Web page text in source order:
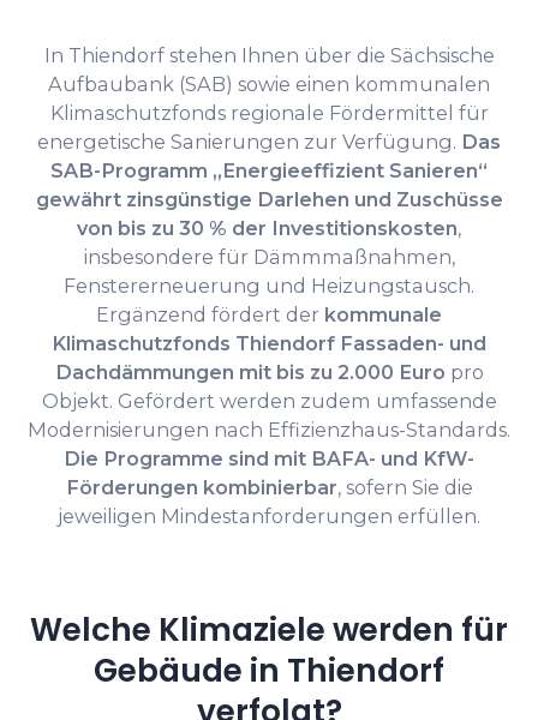
In Thiendorf stehen Ihnen über die Sächsische
Aufbaubank (SAB) sowie einen kommunalen
Klimaschutzfonds regionale Fördermittel für
energetische Sanierungen zur Verfügung. Das
SAB-Programm „Energieeffizient Sanieren“
gewährt zinsgünstige Darlehen und Zuschüsse
von bis zu 30 % der Investitionskosten,
insbesondere für Dämmmaßnahmen,
Fenstererneuerung und Heizungstausch.
Ergänzend fördert der kommunale
Klimaschutzfonds Thiendorf Fassaden- und
Dachdämmungen mit bis zu 2.000 Euro pro
Objekt. Gefördert werden zudem umfassende
Modernisierungen nach Effizienzhaus-Standards.
Die Programme sind mit BAFA- und KfW-
Förderungen kombinierbar, sofern Sie die
jeweiligen Mindestanforderungen erfüllen.
Welche Klimaziele werden für
Gebäude in Thiendorf